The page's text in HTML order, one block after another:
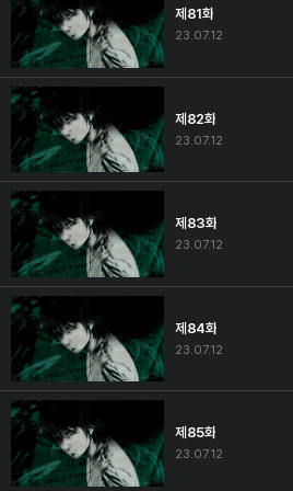
제81화
23.07.12
제82화
23.07.12
제83화
23.07.12
제84화
23.07.12
제85화
23.07.12